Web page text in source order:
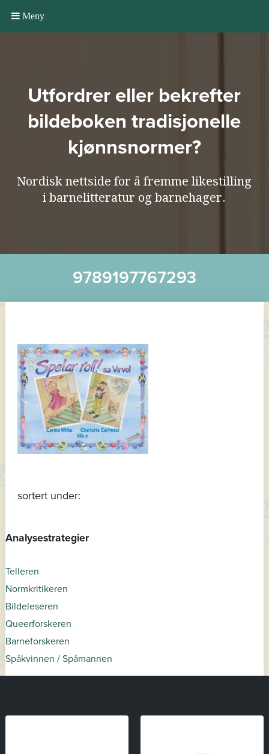
Meny
Utfordrer eller bekrefter
bildeboken tradisjonelle
kjønnsnormer?
Nordisk nettside for å fremme likestilling
i barnelitteratur og barnehager.
9789197767293
sortert under:
Analysestrategier
Telleren
Normkritikeren
Bildeleseren
Queerforskeren
Barneforskeren
Spåkvinnen / Spåmannen